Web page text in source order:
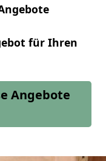
für Ihren
Angebote